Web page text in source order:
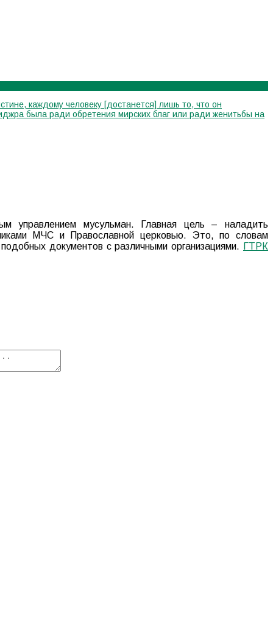
каждому человеку [достанется] лишь то, что он
была ради обретения мирских благ или ради женитьбы на
управлением мусульман. Главная цель – наладить
МЧС и Православной церковью. Это, по словам
документов с различными организациями. ГТРК